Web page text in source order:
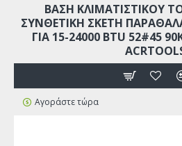
ΒΑΣΗ ΚΛΙΜΑΤΙΣΤΙΚΟΥ
ΣΥΝΘΕΤIKH ΣΚΕΤΗ
ΓΙΑ 15-24000 BTU 52#45
Αγοράστε τώρα